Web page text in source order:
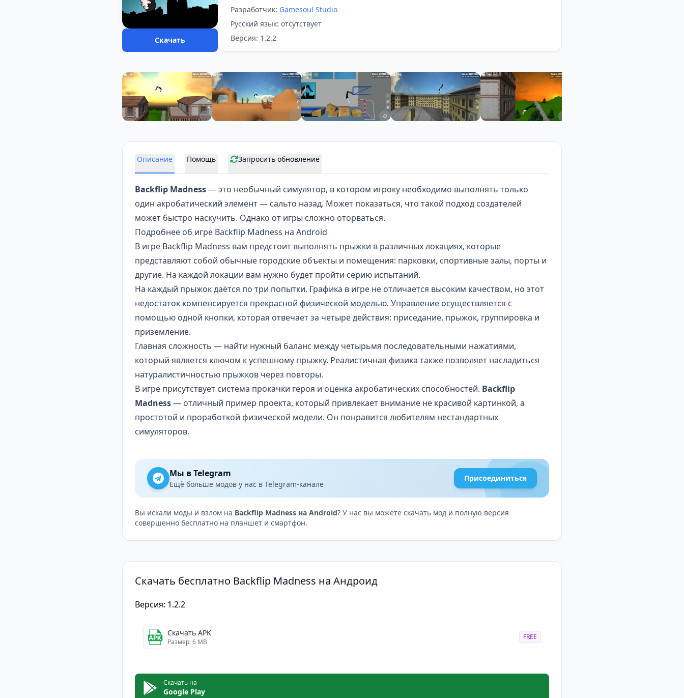
Скачать
Разработчик: Gamesoul Studio
Русский язык: отсутствует
Версия: 1.2.2
Описание Помощь Запросить обновление
Backflip Madness— это необычный симулятор, в котором игроку необходимо выполнять только
один акробатический элемент — сальто назад. Может показаться, что такой подход создателей
может быстро наскучить. Однако от игры сложно оторваться.
Подробнее об игре Backflip Madness на Android
В игре Backflip Madness вам предстоит выполнять прыжки в различных локациях, которые
представляют собой обычные городские объекты и помещения: парковки, спортивные залы, порты и
другие. На каждой локации вам нужно будет пройти серию испытаний.
На каждый прыжок даётся по три попытки. Графика в игре не отличается высоким качеством, но этот
недостаток компенсируется прекрасной физической моделью. Управление осуществляется с
помощью одной кнопки, которая отвечает за четыре действия: приседание, прыжок, группировка и
приземление.
Главная сложность — найти нужный баланс между четырьмя последовательными нажатиями,
который является ключом к успешному прыжку. Реалистичная физика также позволяет насладиться
натуралистичностью прыжков через повторы.
В игре присутствует система прокачки героя и оценка акробатических способностей. Backflip
Madness— отличный пример проекта, который привлекает внимание не красивой картинкой, а
простотой и проработкой физической модели. Он понравится любителям нестандартных
симуляторов.
Мы в Telegram
Ещё больше модов у нас в Telegram-канале
Присоединиться
Вы искали моды и взлом на Backflip Madness на Android? У нас вы можете скачать мод и полную версия
совершенно бесплатно на планшет и смартфон.
Скачать бесплатно Backflip Madness на Андроид
Версия: 1.2.2
Скачать APK
Размер: 6 MB
FREE
Скачать на
Google Play